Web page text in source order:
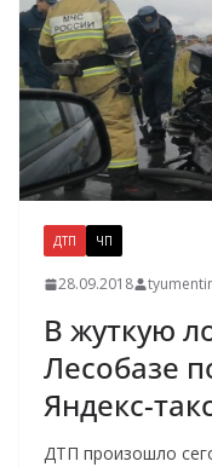
ДТП ЧП
28.09.2018
В жуткую
Лесобазе
Яндекс-
ДТП произошло